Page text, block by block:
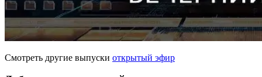
Смотреть другие выпуски открытый эфир